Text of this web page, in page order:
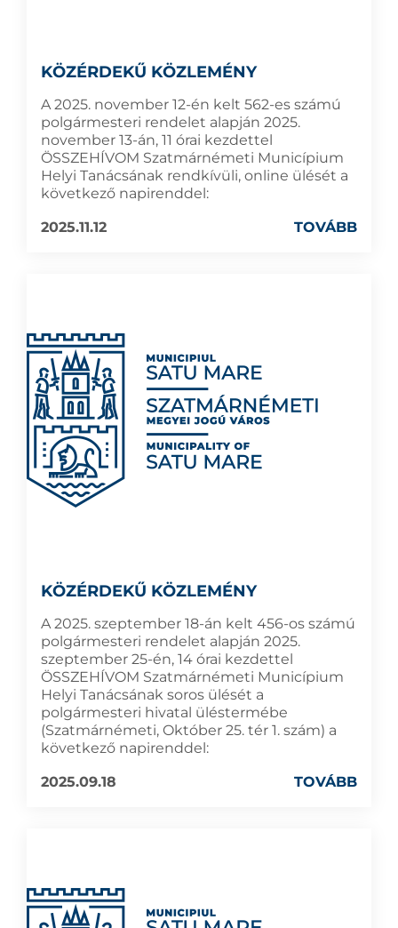
KÖZÉRDEKŰ KÖZLEMÉNY
A 2025. november 12-én kelt 562-es számú
polgármesteri rendelet alapján 2025.
november 13-án, 11 órai kezdettel
ÖSSZEHÍVOM Szatmárnémeti Municípium
Helyi Tanácsának rendkívüli, online ülését a
következő napirenddel:
2025.11.12
TOVÁBB
KÖZÉRDEKŰ KÖZLEMÉNY
A 2025. szeptember 18-án kelt 456-os számú
polgármesteri rendelet alapján 2025.
szeptember 25-én, 14 órai kezdettel
ÖSSZEHÍVOM Szatmárnémeti Municípium
Helyi Tanácsának soros ülését a
polgármesteri hivatal üléstermébe
(Szatmárnémeti, Október 25. tér 1. szám) a
következő napirenddel:
2025.09.18
TOVÁBB